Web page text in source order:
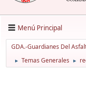
Menú Principal
GDA.-Guardianes Del
► Temas Generales ►